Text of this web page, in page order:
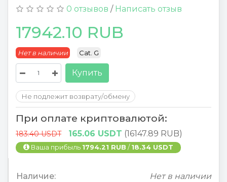
0 отзывов / Написать отзыв
17942.10 RUB
Нет в наличии Cat. G
Купить
Не подлежит возврату/обмену
При оплате криптовалютой:
183.40 USDT 165.06 USDT (16147.89 RUB)
Ваша прибыль 1794.21 RUB / 18.34 USDT
Наличие:
Нет в наличии